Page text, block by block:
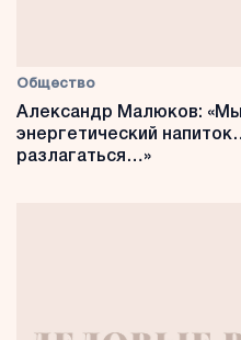
Общество
Александр Малюков: «Мы
энергетический
разлагаться…»